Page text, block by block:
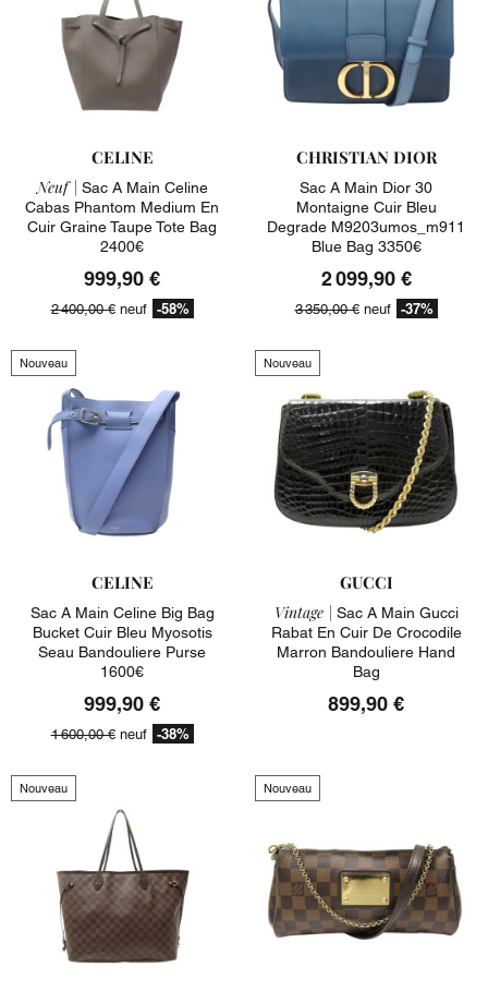
CELINE
Neuf | Sac A Main Celine
Cabas Phantom Medium En
Cuir Graine Taupe Tote Bag
2400€
999,90 €
2 400,00 €neuf -58%
CHRISTIAN DIOR
Sac A Main Dior 30
Montaigne Cuir Bleu
Degrade M9203umos_m911
Blue Bag 3350€
2 099,90 €
3 350,00 €neuf -37%
Nouveau
CELINE
Sac A Main Celine Big Bag
Bucket Cuir Bleu Myosotis
Seau Bandouliere Purse
1600€
999,90 €
1 600,00 €neuf -38%
Nouveau
GUCCI
Vintage | Sac A Main Gucci
Rabat En Cuir De Crocodile
Marron Bandouliere Hand
Bag
899,90 €
Nouveau Nouveau